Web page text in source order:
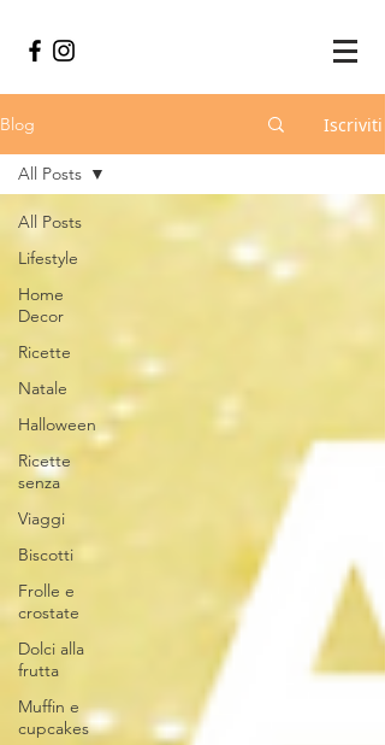
Blog Iscriviti
All Posts
Lifestyle
Home
Decor
Ricette
Natale
Halloween
Ricette
senza
Viaggi
Biscotti
Frolle e
crostate
Dolci alla
frutta
Muffin e
cupcakes
All Posts